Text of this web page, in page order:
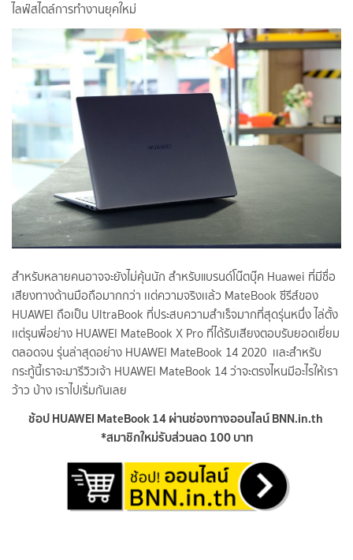
ไลฟ์สไตล์การทำงานยุคใหม่
สำหรับหลายคนอาจจะยังไม่คุ้นนัก สำหรับแบรนด์โน๊ตบุ๊ค Huawei ที่มีชื่อ
เสียงทางด้านมือถือมากกว่า เเต่ความจริงเเล้ว MateBook ซีรีส์ของ
HUAWEI ถือเป็น UltraBook ที่ประสบความสำเร็จมากที่สุดรุ่นหนึ่ง ไล่ตั้ง
เเต่รุนพี่อย่าง HUAWEI MateBook X Pro ที่ได้รับเสียงตอบรับยอดเยี่ยม
ตลอดจน รุ่นล่าสุดอย่าง HUAWEI MateBook 14 2020 เเละสำหรับ
กระทู้นี้เราจะมารีวิวเจ้า HUAWEI MateBook 14 ว่าจะตรงไหนมีอะไรให้เรา
ว้าว บ้าง เราไปเริ่มกันเลย
ช้อป HUAWEI MateBook 14 ผ่านช่องทางออนไลน์ BNN.in.th
*สมาชิกใหม่รับส่วนลด 100 บาท